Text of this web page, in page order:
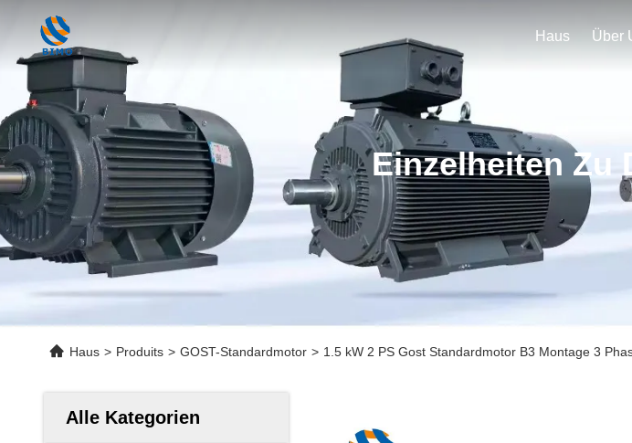
Haus Über
Einzelheiten Zu
Haus > Produits > GOST-Standardmotor > 1.5 kW 2 PS Gost Standardmotor B3 Montage 3
Alle Kategorien